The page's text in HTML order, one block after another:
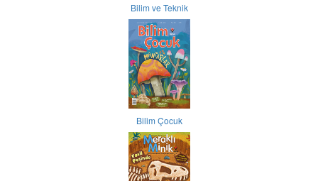
Bilim ve Teknik
Bilim Çocuk